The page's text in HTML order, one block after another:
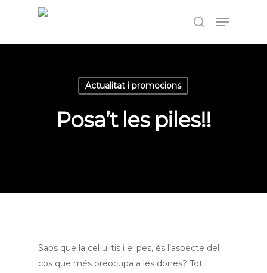
Actualitat i promocions
Posa’t les piles!!
Saps que la cel·lulitis i el pes, és l’aspecte del
cos que més preocupa a les dones? Tot i